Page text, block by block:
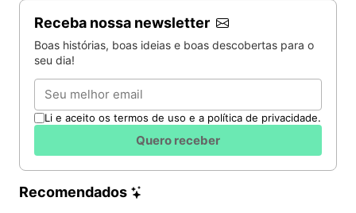
Receba nossa newsletter
Boas histórias, boas ideias e boas descobertas para o
seu dia!
Email
Li e aceito os termos de uso e a política de privacidade.
Quero receber
Recomendados